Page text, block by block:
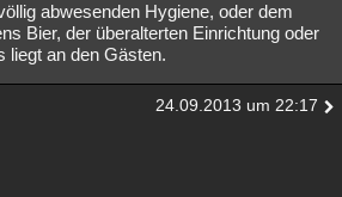
abwesenden Hygiene, oder dem
Bier, der überalterten Einrichtung oder
liegt an den Gästen.
24.09.2013 um 22:17